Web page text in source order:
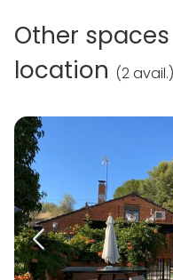
Other
location (2 avail.)